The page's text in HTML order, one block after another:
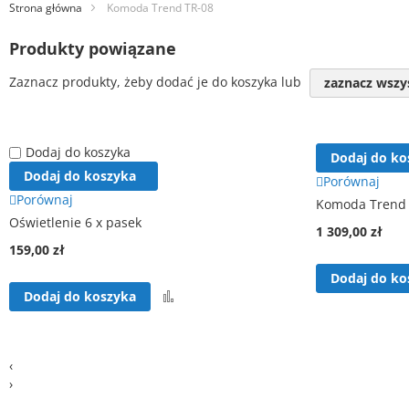
Strona główna Komoda Trend TR-08
Produkty powiązane
Zaznacz produkty, żeby dodać je do koszyka lub zaznacz
Dodaj do koszyka
Dodaj do koszyka
Porównaj
Oświetlenie 6 x pasek
159,00 zł
Dodaj do koszyka
Dodaj do
Porównaj
Komoda Trend
1 309,00 zł
Dodaj do
‹
›